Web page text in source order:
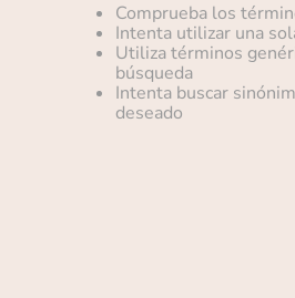
Comprueba los
Intenta utilizar una
Utiliza términos
búsqueda
Intenta buscar
deseado